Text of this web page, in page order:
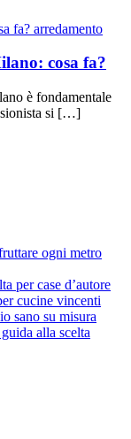
arredamento
cosa fa?
è fondamentale
si […]
ogni metro
per case d’autore
cucine vincenti
sano su misura
alla scelta